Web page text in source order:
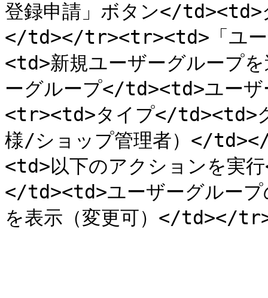
登録申請」ボタン</td><td>
</td></tr><tr><td>「ユー
<td>新規ユーザーグルー
ーグループ</td><td>ユー
<tr><td>タイプ</td><td>
様/ショップ管理者）</
<td>以下のアクションを
</td><td>ユーザーグループ